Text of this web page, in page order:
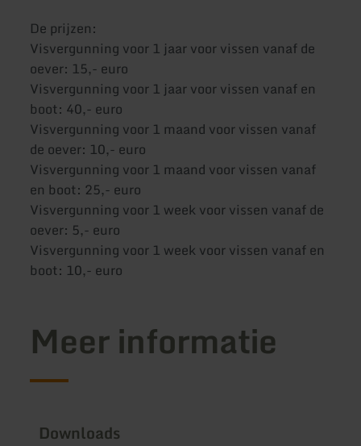
De prijzen:
Visvergunning voor 1 jaar voor vissen vanaf de
oever: 15,- euro
Visvergunning voor 1 jaar voor vissen vanaf en
boot: 40,- euro
Visvergunning voor 1 maand voor vissen vanaf
de oever: 10,- euro
Visvergunning voor 1 maand voor vissen vanaf
en boot: 25,- euro
Visvergunning voor 1 week voor vissen vanaf de
oever: 5,- euro
Visvergunning voor 1 week voor vissen vanaf en
boot: 10,- euro
Meer informatie
Downloads